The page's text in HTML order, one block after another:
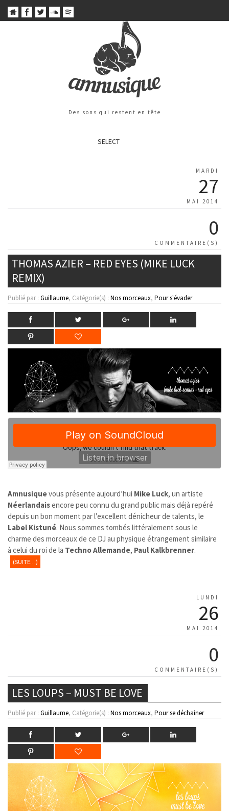
Des sons qui restent en tête
SELECT
MARDI
27
MAI 2014
0
COMMENTAIRE(S)
THOMAS AZIER – RED EYES (MIKE LUCK
REMIX)
Publié par : Guillaume, Catégorie(s) : Nos morceaux, Pour s'évader
Amnusiquevous présente aujourd’hui Mike Luck, un artiste
Néerlandaisencore peu connu du grand public mais déjà repéré
depuis un bon moment par l’excellent dénicheur de talents, le
Label Kistuné. Nous sommes tombés littéralement sous le
charme des morceaux de ce DJ au physique étrangement similaire
à celui du roi de la Techno Allemande, Paul Kalkbrenner.
(SUITE…)
LUNDI
26
MAI 2014
0
COMMENTAIRE(S)
LES LOUPS – MUST BE LOVE
Publié par : Guillaume, Catégorie(s) : Nos morceaux, Pour se déchainer